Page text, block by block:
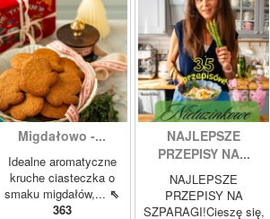
Migdałowo -...
Idealne aromatyczne
kruche ciasteczka o
smaku migdałów,... ⇖
363
NAJLEPSZE
PRZEPISY NA...
NAJLEPSZE
PRZEPISY NA
SZPARAGI!Cieszę się,